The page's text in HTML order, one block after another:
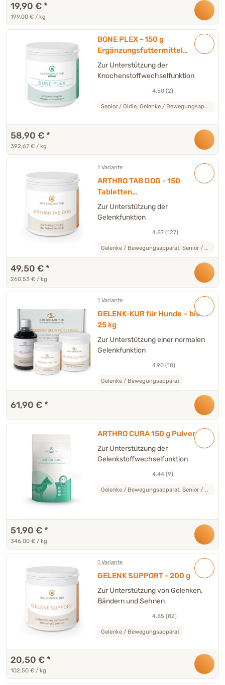
19,90 € *
199,00 € / kg
BONE PLEX - 150 g
Ergänzungsfuttermittel
Hund
Zur Unterstützung der
Knochenstoffwechselfunktion
4.50 (2)
Senior / Oldie, Gelenke / Bewegungsapparat
58,90 € *
392,67 € / kg
1 Variante
ARTHRO TAB DOG - 150
Tabletten
Ergänzungsfuttermittel
Hund
Zur Unterstützung der
Gelenkfunktion
4.87 (127)
Gelenke / Bewegungsapparat, Senior / Oldie
49,50 € *
260,53 € / kg
1 Variante
GELENK-KUR für Hunde – bis
25 kg
Zur Unterstützung einer normalen
Gelenkfunktion
4.90 (10)
Gelenke / Bewegungsapparat
61,90 € *
ARTHRO CURA 150 g Pulver
Zur Unterstützung der
Gelenkstoffwechselfunktion
4.44 (9)
Gelenke / Bewegungsapparat, Senior / Oldie
51,90 € *
346,00 € / kg
1 Variante
GELENK SUPPORT - 200 g
Zur Unterstützung von Gelenken,
Bändern und Sehnen
4.85 (82)
Gelenke / Bewegungsapparat
20,50 € *
102,50 € / kg